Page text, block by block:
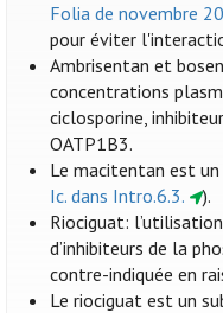
Folia de novembre
pour éviter
Ambrisentan et
concentrations
ciclosporine,
OATP1B3.
Le macitentan est
Ic. dans Intro.6.3.
).
Riociguat:
d’inhibiteurs de la
contre-indiquée en
Le riociguat est un